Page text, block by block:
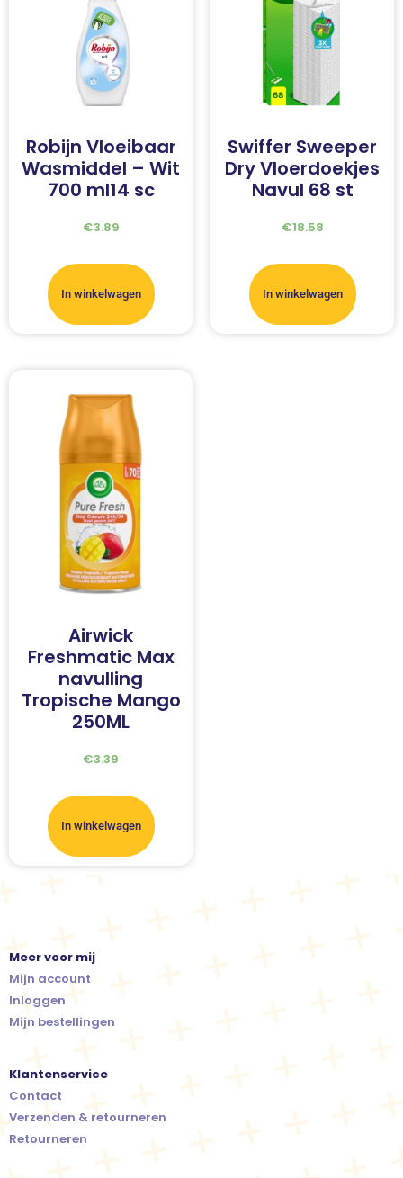
Robijn Vloeibaar
Wasmiddel – Wit
700 ml14 sc
€3.89
In winkelwagen
Swiffer Sweeper
Dry Vloerdoekjes
Navul 68 st
€18.58
In winkelwagen
Airwick
Freshmatic Max
navulling
Tropische Mango
250ML
€3.39
In winkelwagen
Meer voor mij
Mijn account
Inloggen
Mijn bestellingen
Klantenservice
Contact
Verzenden & retourneren
Retourneren